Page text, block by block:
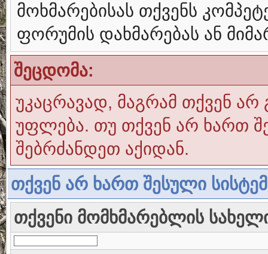
მოხმარებისას თქვენს
ფორუმის დახმარებას ან
შეცდომა:
უკაცრავად, მაგრამ თქვენ არ
უფლება. თუ თქვენ არ ხართ
შებრძანდეთ აქიდან.
თქვენ არ ხართ შესული
თქვენი მომხმარებლის